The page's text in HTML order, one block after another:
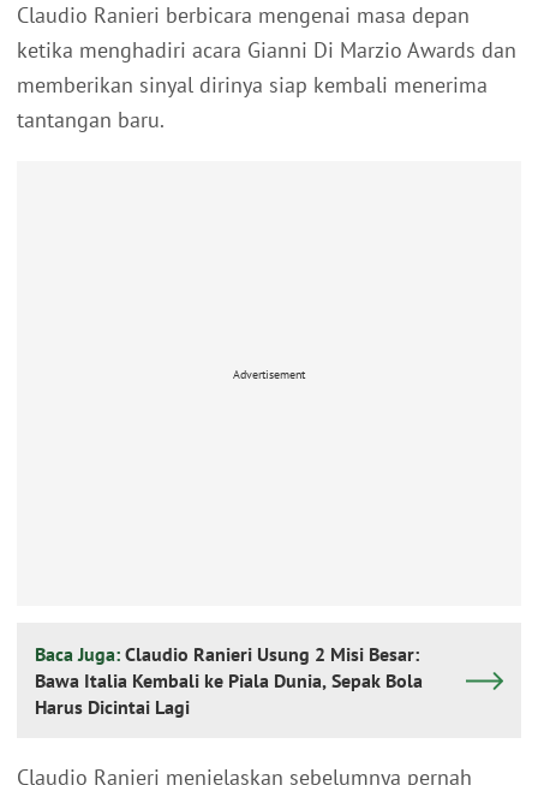
Claudio Ranieri berbicara mengenai masa depan
ketika menghadiri acara Gianni Di Marzio Awards dan
memberikan sinyal dirinya siap kembali menerima
tantangan baru.
Advertisement
Baca Juga: Claudio Ranieri Usung 2 Misi Besar:
Bawa Italia Kembali ke Piala Dunia, Sepak Bola
Harus Dicintai Lagi
Claudio Ranieri menjelaskan sebelumnya pernah